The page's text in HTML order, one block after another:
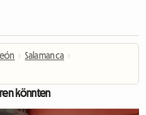
› Salamanca ›
könnten